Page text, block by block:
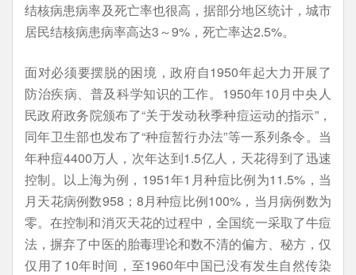
结核病患病率及死亡率也很高，据部分地区统计，城市
居民结核病患病率高达3～9%，死亡率达2.5%。
面对必须要摆脱的困境，政府自1950年起大力开展了
防治疾病、普及科学知识的工作。1950年10月中央人
民政府政务院颁布了“关于发动秋季种痘运动的指示”，
同年卫生部也发布了“种痘暂行办法”等一系列条令。当
年种痘4400万人，次年达到1.5亿人，天花得到了迅速
控制。以上海为例，1951年1月种痘比例为11.5%，当
月天花病例数958；8月种痘比例100%，当月病例数为
零。在控制和消灭天花的过程中，全国统一采取了牛痘
法，摒弃了中医的胎毒理论和数不清的偏方、秘方，仅
仅用了10年时间，至1960年中国已没有发生自然传染